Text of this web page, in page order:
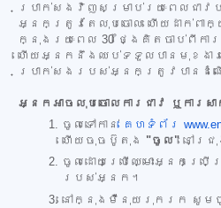
ប្រាក់សងវិញសម្រាប់រយៈពេលជ
អ្នកត្រូវតែលុបចោល ហើយដាក់ពា
ក្នុងរយៈពេល 30 ថ្ងៃគិតចាប់
ហើយអ្នកនឹងឈប់ទទួលបានមុខងារព
ប្រាក់សងរបស់អ្នកត្រូវបានដំណ
អ្នកអាចលុបចោលការជាវ ឬការស
ចូលទៅកាន់ គេហទំព័រ
ហើយចុចប៊ូតុង "ចូល" នៅជ្រុ
ចូលដោយប្រើឈ្មោះអ្នកប្រ
របស់អ្នក។
នៅក្នុងម៉ឺនុយរុករក សូមចូ